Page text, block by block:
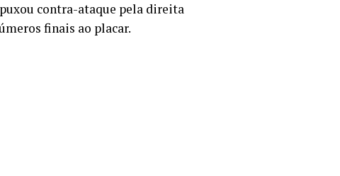
contra-ataque pela direita
finais ao placar.